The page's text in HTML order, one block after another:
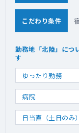
こだわり条件
勤務地「北陸」につ
す
ゆったり勤務
病院
日当直（土日のみ）